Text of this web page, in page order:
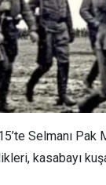
Selmanı
kasabayı